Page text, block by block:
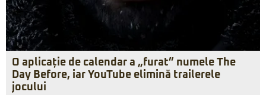
O aplicație de calendar a „furat” numele The
Day Before, iar YouTube elimină trailerele
jocului